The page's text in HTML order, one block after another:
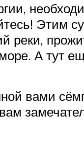
Этим
реки,
море. А тут
вами